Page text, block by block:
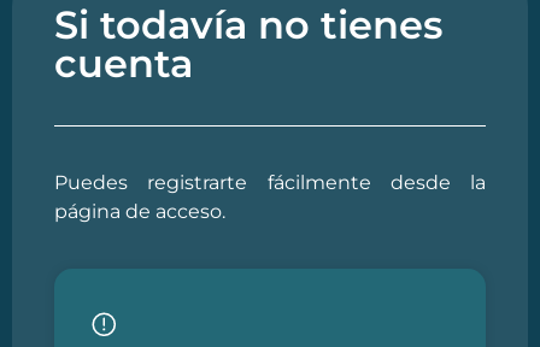
Si todavía no tienes
cuenta
Puedes registrarte fácilmente desde la
página de acceso.